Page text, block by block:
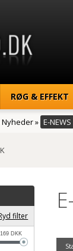
RØG & EFFEKT
Nyheder» E-NEWS
filter
DKK